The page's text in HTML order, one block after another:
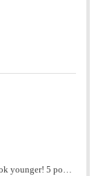
40s hairstyles to make you look younger! 5 popular styles for women